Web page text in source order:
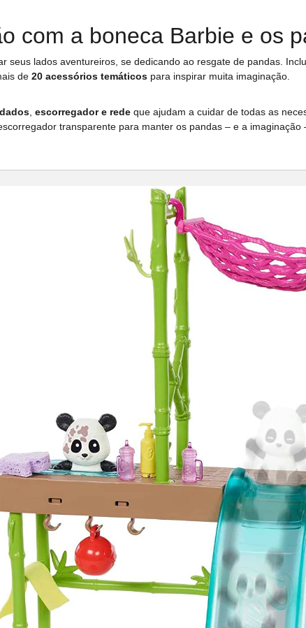
com a boneca Barbie e os
seus lados aventureiros, se dedicando ao resgate de pandas.
de 20 acessórios temáticos para inspirar muita imaginação.
, escorregador e rede que ajudam a cuidar de todas as
transparente para manter os pandas – e a